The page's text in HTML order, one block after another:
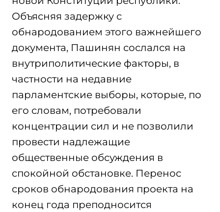
Объясняя задержку с
обнародованием этого важнейшего
документа, Пашинян сослался на
внутриполитические факторы, в
частности на недавние
парламентские выборы, которые, по
его словам, потребовали
концентрации сил и не позволили
провести надлежащие
общественные обсуждения в
спокойной обстановке. Перенос
сроков обнародования проекта на
конец года преподносится